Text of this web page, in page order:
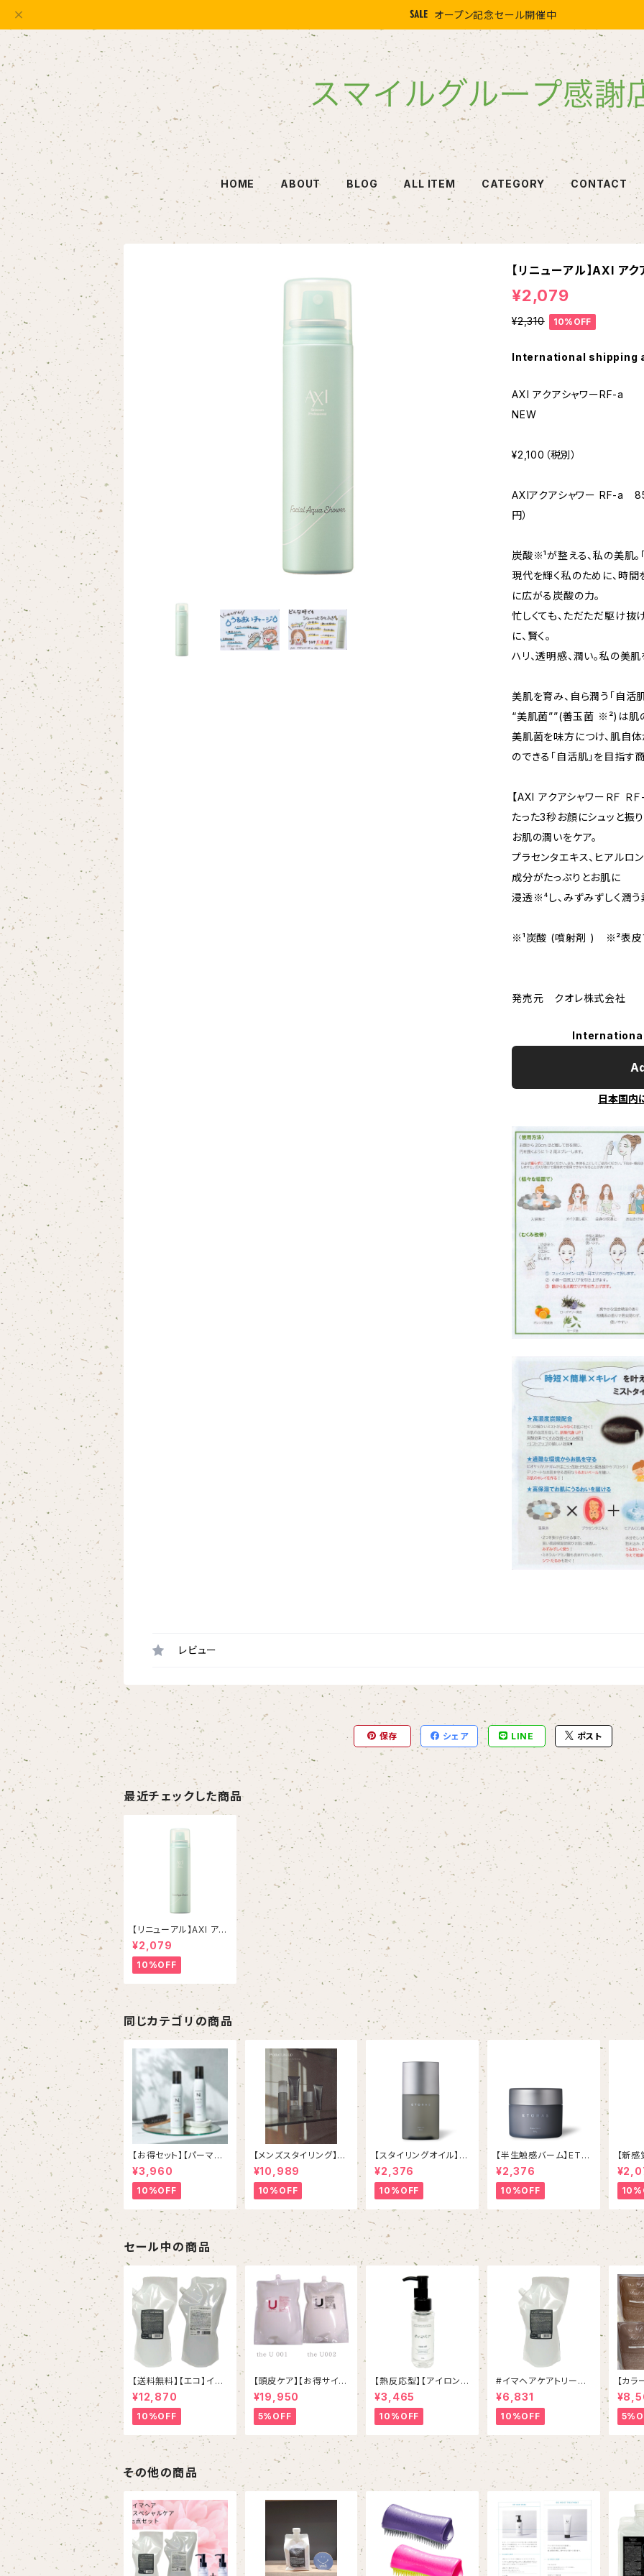
オープン記念セール開催中
HOME ABOUT BLOG ALL ITEM CATEGORY CONTACT
【リニューアル】AXI ア
¥2,079
¥2,310 10%OFF
International shipping
AXI アクアシャワーRF-a
NEW
¥2,100（税別）
AXIアクアシャワー RF-a
円）
炭酸※¹が整える、私の美肌。
現代を輝く私のために、時
に広がる炭酸の力。
忙しくても、ただただ駆け抜
に、賢く。
ハリ、透明感、潤い。私の美
美肌を育み、自ら潤う「自活肌
“美肌菌””(善玉菌 ※²)は肌
美肌菌を味方につけ、肌自体
のできる「自活肌」を目指す
【AXI アクアシャワーＲＦ
たった3秒お顔にシュッと振
お肌の潤いをケア。
プラセンタエキス、ヒアル
成分がたっぷりとお肌に
浸透※⁴し、みずみずしく潤う
※¹炭酸 (噴射剤 ) ※²表皮
発売元 クオレ株式会社
日本国内
レビュー
保存 シェア LINE ポスト
最近チェックした商品
【リニューアル】AXI アク
アシャワーRF-a NEW
¥2,079
10%OFF
同じカテゴリの商品
【お得セット】【パーマヘ
アを楽チンスタイリン
グ】N. STTLING FOA
M 200g N. スタイ
リングフォーム「ルーズ
カール＆バウンスウェー
ブ」
¥3,960
10%OFF
【メンズスタイリング】
【アンニュイスタイリン
グ】 HOYU ETORA
S シリーズ ５本フルセ
ット
¥10,989
10%OFF
【スタイリングオイル】
【スキンケアオイル】ET
ORAS Glaze Oil エ
トラス グレイズオイ
ル 80mL / 2,640 YE
N
¥2,376
10%OFF
【半生触感バーム】ETO
RAS Rare Balm エ
トラスレアバーム 80g
¥2,376
10%OFF
【新
マヘ
ORAS
ス
セール中の商品
【送料無料】【エコ】イマ
ヘアケアシャンプートリ
ートメントset
¥12,870
10%OFF
【頭皮ケア】【お得サイ
ズ】the U001シャンプ
ー＆002しっとりトリー
トメント 詰め替えセッ
ト
¥19,950
5%OFF
【熱反応型】【アイロンに
おすすめ】イマヘアケア
オイル
¥3,465
10%OFF
#イマヘアケアトリート
メント 800g リフィル
¥6,831
10%OFF
【カ
策】フ
ンプー
ET
その他の商品